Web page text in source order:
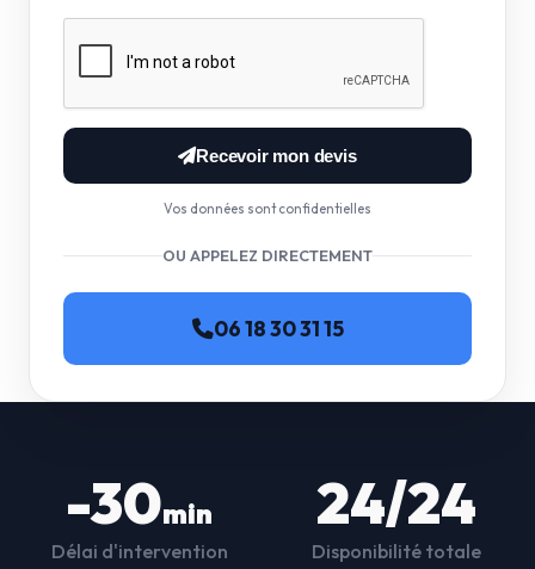
Recevoir mon devis
Vos données sont confidentielles
OU APPELEZ DIRECTEMENT
06 18 30 31 15
-30min
Délai d'intervention
24/24
Disponibilité totale